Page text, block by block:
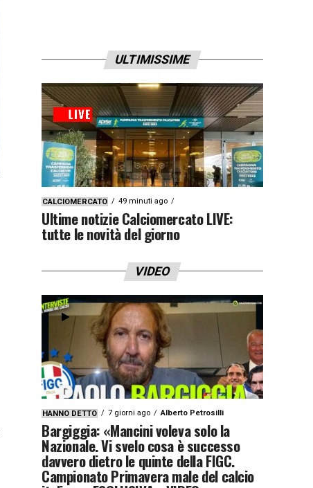
ULTIMISSIME
CALCIOMERCATO 49 minuti ago
Ultime notizie Calciomercato LIVE:
tutte le novità del giorno
VIDEO
HANNO DETTO 7 giorni ago Alberto Petrosilli
Bargiggia: «Mancini voleva solo la
Nazionale. Vi svelo cosa è successo
davvero dietro le quinte della FIGC.
Campionato Primavera male del calcio